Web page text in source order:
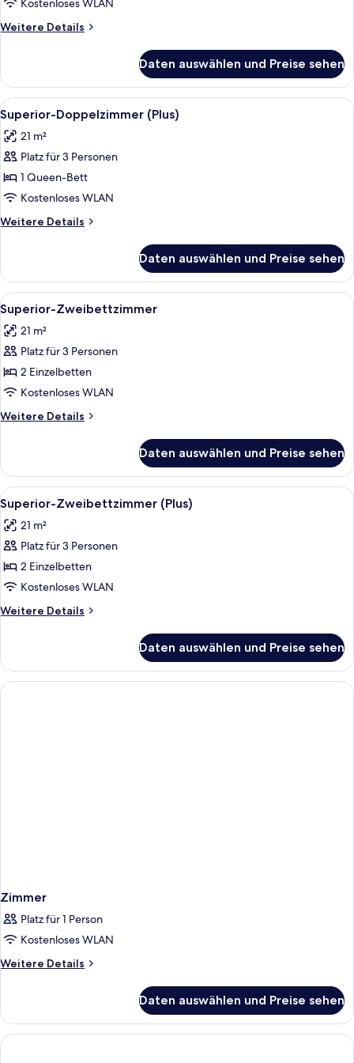
Kostenloses WLAN
Weitere Details
Weitere
Daten auswählen und Preise sehen
Alle
Fotos
für
Superior-
Doppelzimmer
(Plus)
anzeigen
Ein Hotelzimmer mit einem großen
9
Superior-Doppelzimmer (Plus)
21 m²
Platz für 3 Personen
1 Queen-Bett
Kostenloses WLAN
Weitere Details
Weitere
Doppelzimmer
(Plus)
Daten auswählen und Preise sehen
Alle
Fotos
für
Superior-
Zweibettzimmer
anzeigen
Ein Hotelzimmer mit einer großen
5
Superior-Zweibettzimmer
21 m²
Platz für 3 Personen
2 Einzelbetten
Kostenloses WLAN
Weitere Details
Weitere
Zweibettzimmer
Daten auswählen und Preise sehen
Alle
Fotos
für
Superior-
Zweibettzimmer
(Plus)
anzeigen
Ein Hotelzimmer mit zwei Betten,
6
Superior-Zweibettzimmer (Plus)
21 m²
Platz für 3 Personen
2 Einzelbetten
Kostenloses WLAN
Weitere Details
Weitere
Zweibettzimmer
(Plus)
Daten auswählen und Preise sehen
Zimmer
Platz für 1 Person
Kostenloses WLAN
Weitere Details
Weitere
Daten auswählen und Preise sehen